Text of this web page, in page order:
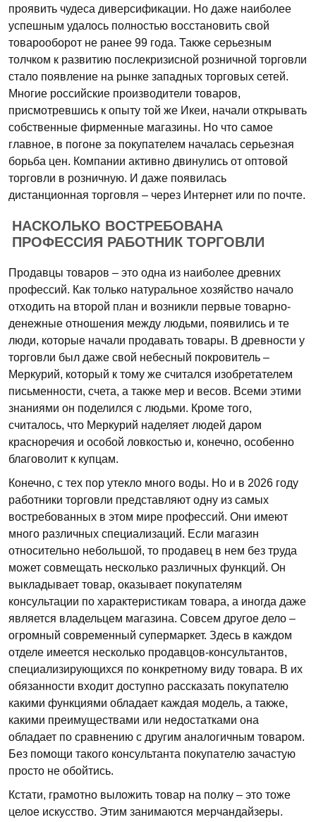
проявить чудеса диверсификации. Но даже наиболее
успешным удалось полностью восстановить свой
товарооборот не ранее 99 года. Также серьезным
толчком к развитию послекризисной розничной торговли
стало появление на рынке западных торговых сетей.
Многие российские производители товаров,
присмотревшись к опыту той же Икеи, начали открывать
собственные фирменные магазины. Но что самое
главное, в погоне за покупателем началась серьезная
борьба цен. Компании активно двинулись от оптовой
торговли в розничную. И даже появилась
дистанционная торговля – через Интернет или по почте.
НАСКОЛЬКО ВОСТРЕБОВАНА
ПРОФЕССИЯ РАБОТНИК ТОРГОВЛИ
Продавцы товаров – это одна из наиболее древних
профессий. Как только натуральное хозяйство начало
отходить на второй план и возникли первые товарно-
денежные отношения между людьми, появились и те
люди, которые начали продавать товары. В древности у
торговли был даже свой небесный покровитель –
Меркурий, который к тому же считался изобретателем
письменности, счета, а также мер и весов. Всеми этими
знаниями он поделился с людьми. Кроме того,
считалось, что Меркурий наделяет людей даром
красноречия и особой ловкостью и, конечно, особенно
благоволит к купцам.
Конечно, с тех пор утекло много воды. Но и в 2026 году
работники торговли представляют одну из самых
востребованных в этом мире профессий. Они имеют
много различных специализаций. Если магазин
относительно небольшой, то продавец в нем без труда
может совмещать несколько различных функций. Он
выкладывает товар, оказывает покупателям
консультации по характеристикам товара, а иногда даже
является владельцем магазина. Совсем другое дело –
огромный современный супермаркет. Здесь в каждом
отделе имеется несколько продавцов-консультантов,
специализирующихся по конкретному виду товара. В их
обязанности входит доступно рассказать покупателю
какими функциями обладает каждая модель, а также,
какими преимуществами или недостатками она
обладает по сравнению с другим аналогичным товаром.
Без помощи такого консультанта покупателю зачастую
просто не обойтись.
Кстати, грамотно выложить товар на полку – это тоже
целое искусство. Этим занимаются мерчандайзеры.